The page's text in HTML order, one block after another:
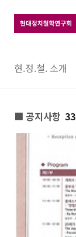
현.정.철. 소개
■ 공지사항 33